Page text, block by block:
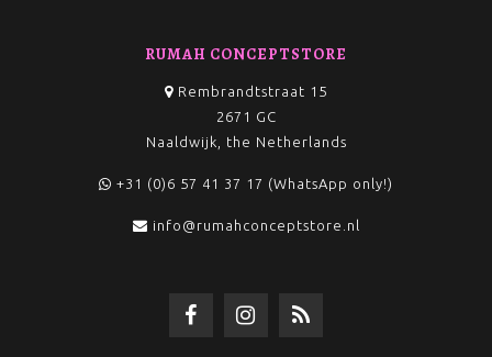
RUMAH CONCEPTSTORE
Rembrandtstraat 15
2671 GC
Naaldwijk, the Netherlands
+31 (0)6 57 41 37 17 (WhatsApp only!)
info@rumahconceptstore.nl